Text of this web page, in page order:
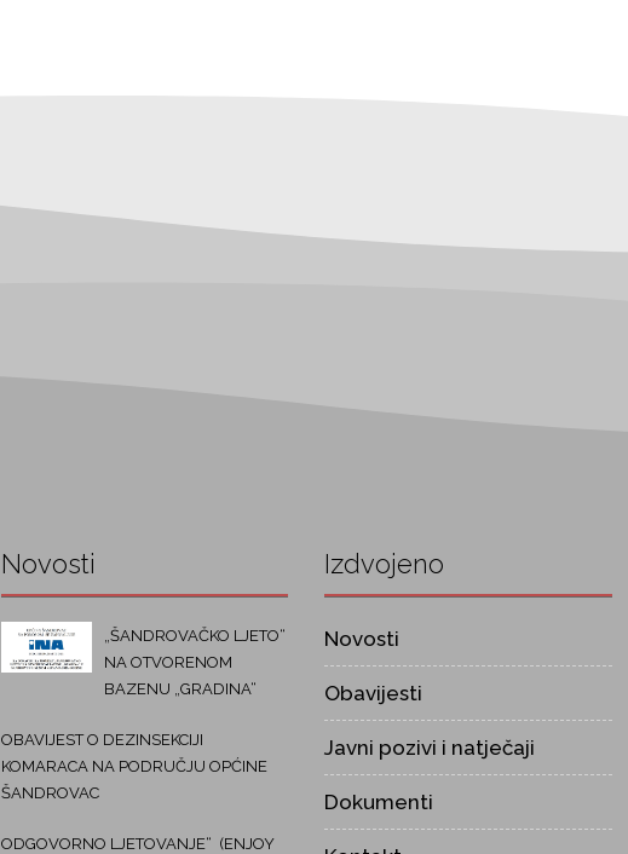
Novosti
„ŠANDROVAČKO LJETO“
NA OTVORENOM
BAZENU „GRADINA“
OBAVIJEST O DEZINSEKCIJI
KOMARACA NA PODRUČJU OPĆINE
ŠANDROVAC
ODGOVORNO LJETOVANJE“ (ENJOY
Izdvojeno
Novosti
Obavijesti
Javni pozivi i natječaji
Dokumenti